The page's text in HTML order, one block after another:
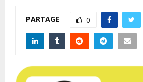
PARTAGE 0